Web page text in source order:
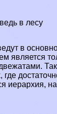
в лесу
в
является
где
иерархия,